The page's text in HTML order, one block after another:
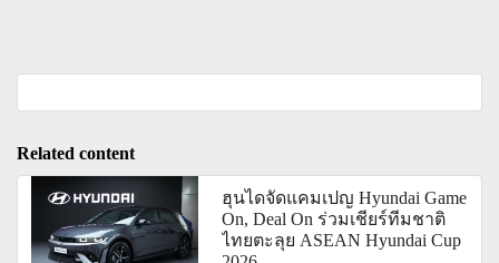
Related content
ฮุนไดจัดแคมเปญ Hyundai Game
On, Deal On ร่วมเชียร์ทีมชาติ
ไทยตะลุย ASEAN Hyundai Cup